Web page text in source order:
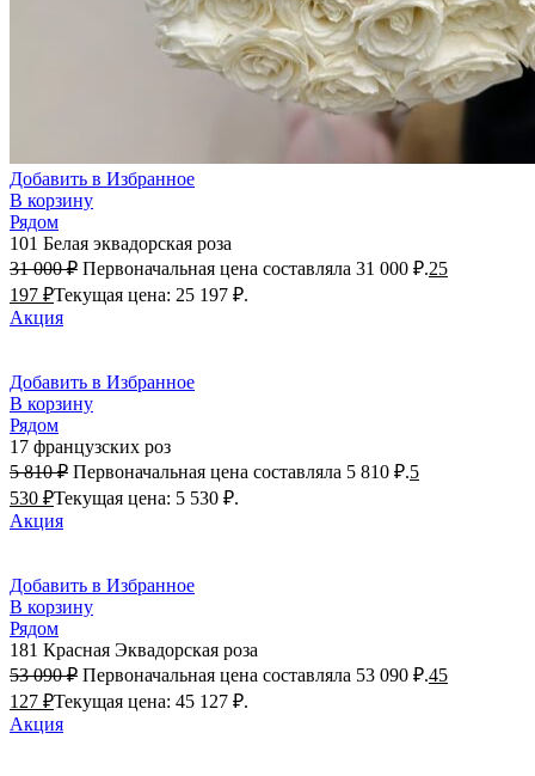
Добавить в Избранное
В корзину
Рядом
101 Белая эквадорская роза
31 000₽ Первоначальная цена составляла 31 000 ₽.25
197 ₽Текущая цена: 25 197 ₽.
Акция
Добавить в Избранное
В корзину
Рядом
17 французских роз
5 810₽ Первоначальная цена составляла 5 810 ₽.5
530 ₽Текущая цена: 5 530 ₽.
Акция
Добавить в Избранное
В корзину
Рядом
181 Красная Эквадорская роза
53 090₽ Первоначальная цена составляла 53 090 ₽.45
127 ₽Текущая цена: 45 127 ₽.
Акция